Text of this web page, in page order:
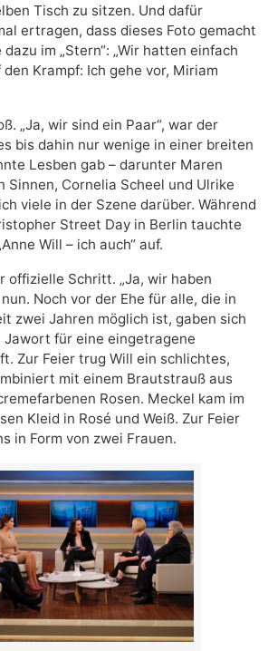
Tisch zu sitzen. Und dafür
ertragen, dass dieses Foto gemacht
im „Stern“: „Wir hatten einfach
Krampf: Ich gehe vor, Miriam
„Ja, wir sind ein Paar“, war der
bis dahin nur wenige in einer breiten
Lesben gab – darunter Maren
Sinnen, Cornelia Scheel und Ulrike
viele in der Szene darüber. Während
Street Day in Berlin tauchte
Will – ich auch“ auf.
offizielle Schritt. „Ja, wir haben
Noch vor der Ehe für alle, die in
zwei Jahren möglich ist, gaben sich
Jawort für eine eingetragene
Zur Feier trug Will ein schlichtes,
mit einem Brautstrauß aus
Rosen. Meckel kam im
Kleid in Rosé und Weiß. Zur Feier
in Form von zwei Frauen.